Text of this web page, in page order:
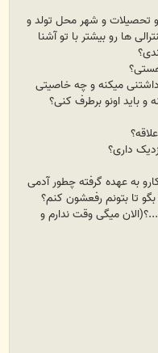
و شهر محل تولد و
ها رو بیشتر با تو آشنا
میکنه و چه خاصیتی
باید اونو برطرف کنی؟
به عهده گرفته چطور آدمی
تا بتونم رفعشون کنم؟
میگی وقت ندارم و